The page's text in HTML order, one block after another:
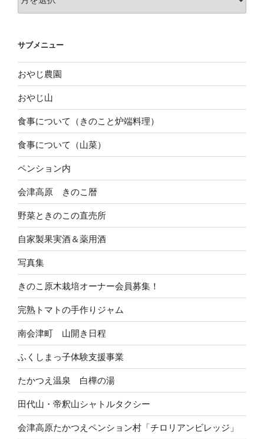
稿
サブメニュー
おやじ農園
おやじ山
食事について（きのこと炉端料理）
食事について（山菜）
ペンション内
会津高原 きのこ暦
野菜ときのこの直売所
自家製果実酒＆薬用酒
写真集
きのこ原木栽培オーナー会員募集！
完熟トマトの手作りジャム
南会津町 山開き日程
ふくしまっ子体験支援事業
たかつえ温泉 白樺の湯
田代山・帝釈山シャトルタクシー
会津高原たかつえペンション村「チロリアンビレッジ」